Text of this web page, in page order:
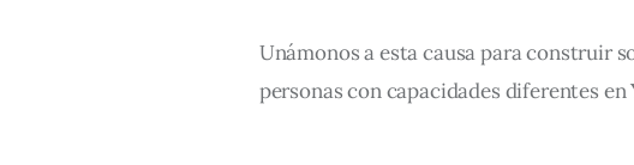
Unámonos a esta causa para construir
personas con capacidades diferentes en